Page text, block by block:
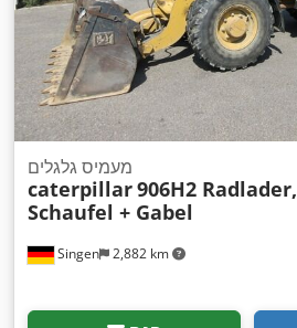
Singen 2,882 km
מעמיס גלגלים
caterpillar906H2 Radlader,
Schaufel + Gabel